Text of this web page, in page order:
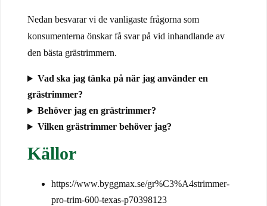
Nedan besvarar vi de vanligaste frågorna som
konsumenterna önskar få svar på vid inhandlande av
den bästa grästrimmern.
Vad ska jag tänka på när jag använder en
grästrimmer?
Behöver jag en grästrimmer?
Vilken grästrimmer behöver jag?
Källor
https://www.byggmax.se/gr%C3%A4strimmer-
pro-trim-600-texas-p70398123